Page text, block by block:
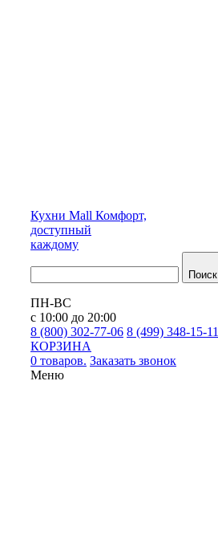
Кухни Mall Комфорт,
доступный
каждому
Поиск
ПН-ВС
с 10:00 до 20:00
8 (800) 302-77-06 8 (499) 348-15-11
КОРЗИНА
0 товаров. Заказать звонок
Меню